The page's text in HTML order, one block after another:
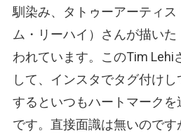
馴染み、タトゥーアーティス
ム・リーハイ）さんが描い
われています。このTim Lehi
して、インスタでタグ付け
するといつもハートマーク
です。直接面識は無いのです